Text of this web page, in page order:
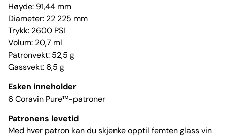
Høyde: 91,44 mm
Diameter: 22 225 mm
Trykk: 2600 PSI
Volum: 20,7 ml
Patronvekt: 52,5 g
Gassvekt: 6,5 g
Esken inneholder
6 Coravin Pure™-patroner
Patronens levetid
Med hver patron kan du skjenke opptil femten glass vin